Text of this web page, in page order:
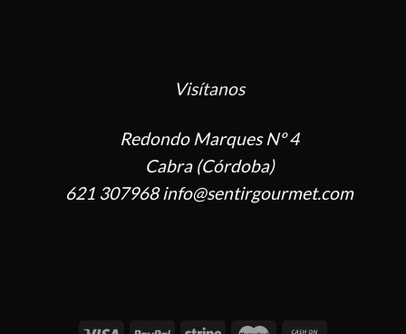
Visítanos
Redondo Marques Nº 4
Cabra (Córdoba)
621 307968 info@sentirgourmet.com